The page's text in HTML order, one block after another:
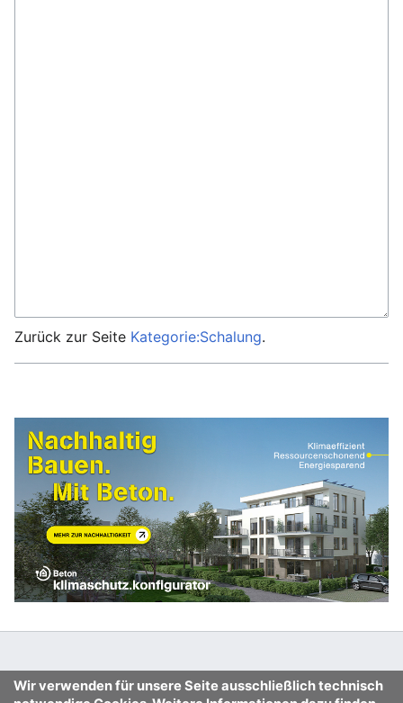
Zurück zur Seite Kategorie:Schalung.
Wir verwenden für unsere Seite ausschließlich technisch